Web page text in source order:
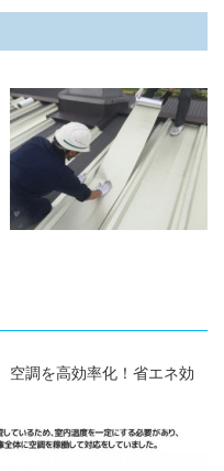
空調を高効率化！省エネ効